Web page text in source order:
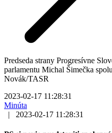
Predseda strany Progresívne
parlamentu Michal Šimečka
Novák/TASR
2023-02-17 11:28:31
Minúta
|
2023-02-17 11:28:31